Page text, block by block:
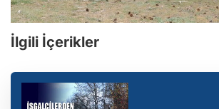
İlgili İçerikler